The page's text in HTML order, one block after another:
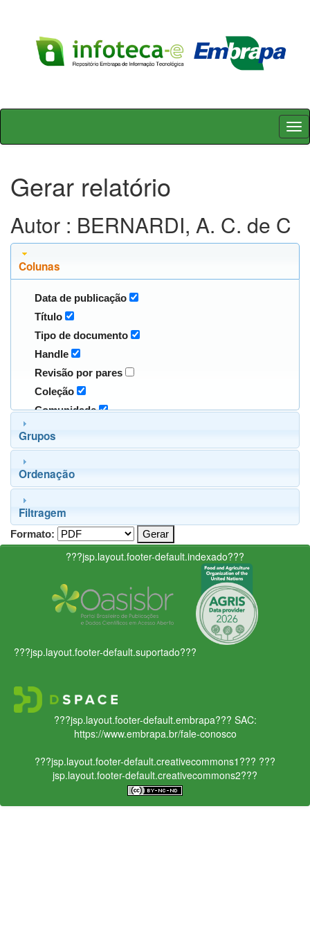
Skip
Gerar relatório
Autor : BERNARDI, A. C. de C
Colunas
Data de publicação
Título
Tipo de documento
Handle
Revisão por pares
Coleção
Comunidade
Grupos
Ordenação
Filtragem
Formato:
???jsp.layout.footer-default.indexado???
???jsp.layout.footer-default.suportado???
???jsp.layout.footer-default.embrapa??? SAC:
https://www.embrapa.br/fale-conosco
???jsp.layout.footer-default.creativecommons1??? ???
jsp.layout.footer-default.creativecommons2???